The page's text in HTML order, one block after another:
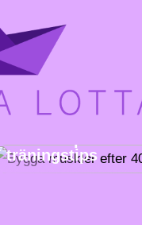
Bygga muskler
träningstips